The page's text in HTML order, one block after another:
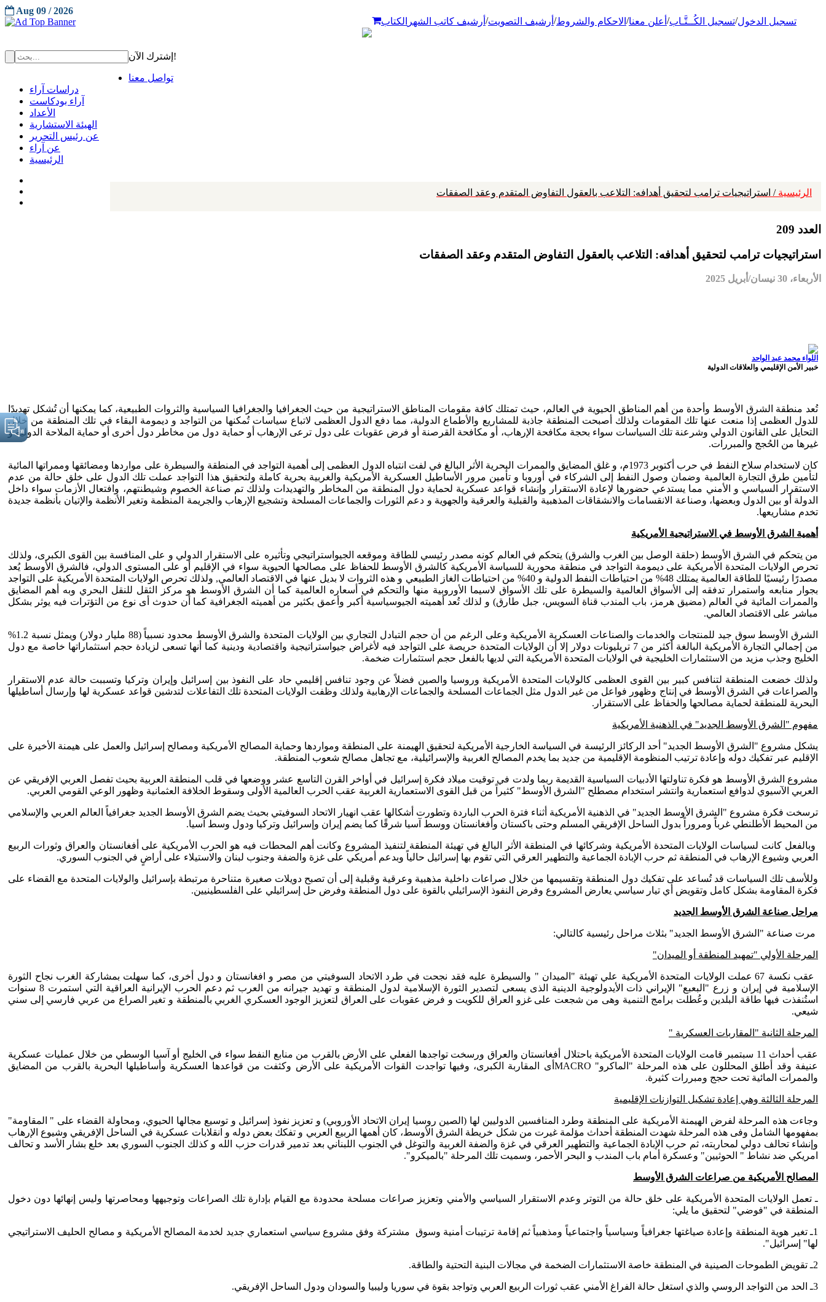
تسجيل الدخول/تسجيل الكُــتَّـاب/ أعلن معنا/ الاحكام والشروط/ أرشيف التصويت/ أرشيف كاتب الشهر الكتاب
Aug 09 / 2026
إشترك الآن!
تواصل معنا
دراسات آراء
آراء بودكاست
الأعداد
الهيئة الاستشارية
عن رئيس التحرير
عن آراء
الرئيسية
الرئيسية / استراتيجيات ترامب لتحقيق أهدافه: التلاعب بالعقول التفاوض المتقدم وعقد الصفقات
العدد 209
استراتيجيات ترامب لتحقيق أهدافه: التلاعب بالعقول التفاوض المتقدم وعقد الصفقات
الأربعاء، 30 نيسان/أبريل 2025
اللواء محمد عبد الواحد
خبير الأمن الإقليمي والعلاقات الدولية
تُعد منطقة الشرق الأوسط وأحدة من أهم المناطق الحيوية في العالم، حيث تمتلك كافة مقومات المناطق الاستراتيجية من حيث الجغرافيا والجغرافيا السياسية والثروات الطبيعية، كما يمكنها أن تُشكل تهديدًا
للدول العظمى إذا منعت عنها تلك المقومات ولذلك أصبحت المنطقة جاذبة للمشاريع والأطماع الدولية، مما دفع الدول العظمى لاتباع سياسات تُمكنها من التواجد و ديمومة البقاء في تلك المنطقة من خلال
التحايل على القانون الدولي وشرعنة تلك السياسات سواء بحجة مكافحة الإرهاب، أو مكافحة القرصنة أو فرض عقوبات على دول ترعى الإرهاب أو حماية دول من مخاطر دول أخرى أو حماية الملاحة الدولية و
غيرها من الحُجج والمبررات.
كان لاستخدام سلاح النفط في حرب أكتوبر 1973م، و غلق المضايق والممرات البحرية الأثر البالغ في لفت انتباه الدول العظمى إلى أهمية التواجد في المنطقة والسيطرة على مواردها ومضائقها وممراتها المائية
لتأمين طرق التجارة العالمية وضمان وصول النفط إلى الشركاء في أوروبا و تأمين مرور الأساطيل العسكرية الأمريكية والغربية بحرية كاملة ولتحقيق هذا التواجد عملت تلك الدول على خلق حالة من عدم
الاستقرار السياسي و الأمني مما يستدعي حضورها لإعادة الاستقرار وإنشاء قواعد عسكرية لحماية دول المنطقة من المخاطر والتهديدات ولذلك تم صناعة الخصوم وشيطنتهم، وافتعال الأزمات سواء داخل
الدولة أو بين الدول وبعضها، وصناعة الانقسامات والانشقاقات المذهبية والقبلية والعرقية والجهوية و دعم الثورات والجماعات المسلحة وتشجيع الإرهاب والجريمة المنظمة وتغير الأنظمة والإتيان بأنظمة جديدة
تخدم مشاريعها.
أهمية الشرق الأوسط في الاستراتيجية الأمريكية
من يتحكم في الشرق الأوسط (حلقة الوصل بين الغرب والشرق) يتحكم في العالم كونه مصدر رئيسي للطاقة وموقعه الجيواستراتيجي وتأثيره على الاستقرار الدولي و على المنافسة بين القوى الكبرى، ولذلك
تحرص الولايات المتحدة الأمريكية على ديمومة التواجد في منطقة محورية للسياسة الأمريكية كالشرق الأوسط للحفاظ على مصالحها الحيوية سواء في الإقليم أو على المستوى الدولي، فالشرق الأوسط يُعد
مصدرًا رئيسيًا للطاقة العالمية يمتلك 48% من احتياطات النفط الدولية و 40% من احتياطات الغاز الطبيعي و هذه الثروات لا بديل عنها في الاقتصاد العالمي, ولذلك تحرص الولايات المتحدة الأمريكية على التواجد
بجوار منابعه واستمرار تدفقه إلى الأسواق العالمية والسيطرة على تلك الأسواق لاسيما الأوروبية منها والتحكم في أسعاره العالمية كما أن الشرق الأوسط هو مركز الثقل للنقل البحري وبه أهم المضايق
والممرات المائية في العالم (مضيق هرمز، باب المندب قناة السويس، جبل طارق) و لذلك تُعد أهميته الجيوسياسية أكبر وأعمق بكثير من أهميته الجغرافية كما أن حدوث أى نوع من التؤترات فيه يوثر بشكل
مباشر على الاقتصاد العالمي.
الشرق الأوسط سوق جيد للمنتجات والخدمات والصناعات العسكرية الأمريكية وعلى الرغم من أن حجم التبادل التجاري بين الولايات المتحدة والشرق الأوسط محدود نسبياً (88 مليار دولار) ويمثل نسبة 1.2%
من إجمالي التجارة الأمريكية البالغة أكثر من 7 تريليونات دولار إلا أن الولايات المتحدة حريصة على التواجد فيه لأغراض جيواستراتيجية واقتصادية ودينية كما أنها تسعى لزيادة حجم استثماراتها خاصة مع دول
الخليج وجذب مزيد من الاستثمارات الخليجية في الولايات المتحدة الأمريكية التي لديها بالفعل حجم استثمارات ضخمة.
ولذلك خضعت المنطقة لتنافس كبير بين القوى العظمى كالولايات المتحدة الأمريكية وروسيا والصين فضلاً عن وجود تنافس إقليمي حاد على النفوذ بين إسرائيل وإيران وتركيا وتسببت حالة عدم الاستقرار
والصراعات في الشرق الأوسط في إنتاج وظهور فواعل من غير الدول مثل الجماعات المسلحة والجماعات الإرهابية ولذلك وظفت الولايات المتحدة تلك التفاعلات لتدشين قواعد عسكرية لها وإرسال أساطيلها
البحرية للمنطقة لحماية مصالحها والحفاظ على الاستقرار.
مفهوم "الشرق الأوسط الجديد" في الذهنية الأمريكية
يشكل مشروع "الشرق الأوسط الجديد" أحد الركائز الرئيسة في السياسة الخارجية الأمريكية لتحقيق الهيمنة على المنطقة ومواردها وحماية المصالح الأمريكية ومصالح إسرائيل والعمل على هيمنة الأخيرة على
الإقليم عبر تفكيك دوله وإعادة ترتيب المنظومة الإقليمية من جديد بما يخدم المصالح الغربية والإسرائيلية، مع تجاهل مصالح شعوب المنطقة.
مشروع الشرق الأوسط هو فكرة تناولتها الأدبيات السياسية القديمة ربما ولدت في توقيت ميلاد فكرة إسرائيل في أواخر القرن التاسع عشر ووضعها في قلب المنطقة العربية بحيث تفصل العربي الإفريقي عن
العربي الآسيوي لدوافع استعمارية وانتشر استخدام مصطلح "الشرق الأوسط" كثيراً من قبل القوى الاستعمارية الغربية عقب الحرب العالمية الأولى وسقوط الخلافة العثمانية وظهور الوعي القومي العربي.
ترسخت فكرة مشروع "الشرق الأوسط الجديد" في الذهنية الأمريكية أثناء فترة الحرب الباردة وتطورت أشكالها عقب انهيار الاتحاد السوفيتي بحيث يضم الشرق الأوسط الجديد جغرافياً العالم العربي والإسلامي
من المحيط الأطلنطي غرباً ومروراً بدول الساحل الإفريقي المسلم وحتى باكستان وأفغانستان ووسط آسيا شرقًا كما يضم إيران وإسرائيل وتركيا ودول وسط آسيا.
وبالفعل كانت لسياسات الولايات المتحدة الأمريكية وشركائها في المنطقة الأثر البالغ في تهيئة المنطقة لتنفيذ المشروع وكانت أهم المحطات فيه هو الحرب الأمريكية على أفغانستان والعراق وثورات الربيع
العربي وشيوع الإرهاب في المنطقة ثم حرب الإبادة الجماعية والتطهير العرقي التي تقوم بها إسرائيل حالياً وبدعم أمريكي على غزة والضفة وجنوب لبنان والاستيلاء على أراضٍ في الجنوب السوري.
وللأسف تلك السياسات قد تُساعد على تفكيك دول المنطقة وتقسيمها من خلال صراعات داخلية مذهبية وعرقية وقبلية إلى أن تصبح دويلات صغيرة متناحرة مرتبطة بإسرائيل والولايات المتحدة مع القضاء على
فكرة المقاومة بشكل كامل وتقويض أي تيار سياسي يعارض المشروع وفرض النفوذ الإسرائيلي بالقوة على دول المنطقة وفرض حل إسرائيلي على الفلسطينيين.
مراحل صناعة الشرق الأوسط الجديد
مرت صناعة "الشرق الأوسط الجديد" بثلاث مراحل رئيسية كالتالي:
المرحلة الأولي "تمهيد المنطقة أو الميدان"
عقب نكسة 67 عملت الولايات المتحدة الأمريكية علي تهيئة "الميدان " والسيطرة عليه فقد نجحت في طرد الاتحاد السوفيتي من مصر و افغانستان و دول أخرى، كما سهلت بمشاركة الغرب نجاح الثورة
الإسلامية في إيران و زرع "البعبع" الإيراني ذات الأيدولوجية الدينية الذى يسعى لتصدير الثورة الإسلامية لدول المنطقة و تهديد جيرانه من العرب ثم دعم الحرب الإيرانية العراقية التي استمرت 8 سنوات
استُنفذت فيها طاقة البلدين وعُطلت برامج التنمية وهى من شجعت على غزو العراق للكويت و فرض عقوبات على العراق لتعزيز الوجود العسكري الغربي بالمنطقة و تغير الصراع من عربي فارسي إلى سني
شيعي.
المرحلة الثانية "المقاربات العسكرية "
عقب أحداث 11 سبتمبر قامت الولايات المتحدة الأمريكية باحتلال أفغانستان والعراق ورسخت تواجدها الفعلي على الأرض بالقرب من منابع النفط سواء في الخليج أو آسيا الوسطي من خلال عمليات عسكرية
عنيفة وقد أطلق المحللون على هذه المرحلة "الماكرو" MACROأى المقاربة الكبرى، وفيها تواجدت القوات الأمريكية على الأرض وكثفت من قواعدها العسكرية وأساطيلها البحرية بالقرب من المضايق
والممرات المائية تحت حجج ومبررات كثيرة.
المرحلة الثالثة وهي إعادة تشكيل التوازنات الإقليمية
وجاءت هذه المرحلة لفرض الهيمنة الأمريكية على المنطقة وطرد المنافسين الدوليين لها (الصين روسيا إيران الاتحاد الأوروبي) و تعزيز نفوذ إسرائيل و توسيع مجالها الحيوي، ومحاولة القضاء على " المقاومة"
بمفهومها الشامل وفى هذه المرحلة شهدت المنطقة أحداث مؤلمة غيرت من شكل خريطة الشرق الأوسط، كان أهمها الربيع العربي و تفكك بعض دوله و انقلابات عسكرية في الساحل الإفريقي وشيوع الإرهاب
وإنشاء تحالف دولي لمحاربته، ثم حرب الإبادة الجماعية والتطهير العرقي في غزة والضفة الغربية والتوغل في الجنوب اللبناني بعد تدمير قدرات حزب الله و كذلك الجنوب السوري بعد خلع بشار الأسد و تحالف
امريكي ضد نشاط " الحوثيين" وعسكرة أمام باب المندب و البحر الأحمر، وسميت تلك المرحلة "بالميكرو".
المصالح الأمريكية من صراعات الشرق الأوسط
ـ تعمل الولايات المتحدة الأمريكية على خلق حالة من التوتر وعدم الاستقرار السياسي والأمني وتعزيز صراعات مسلحة محدودة مع القيام بإدارة تلك الصراعات وتوجيهها ومحاصرتها وليس إنهائها دون دخول
المنطقة في "فوضي" لتحقيق ما يلي:
1ـ تغير هوية المنطقة وإعادة صياغتها جغرافياً وسياسياً واجتماعياً ومذهبياً ثم إقامة ترتيبات أمنية وسوق مشتركة وفق مشروع سياسي استعماري جديد لخدمة المصالح الأمريكية و مصالح الحليف الاستراتيجي
لها" إسرائيل".
2ـ تقويض الطموحات الصينية في المنطقة خاصة الاستثمارات الضخمة في مجالات البنية التحتية والطاقة.
3ـ الحد من التواجد الروسي والذي استغل حالة الفراغ الأمني عقب ثورات الربيع العربي وتواجد بقوة في سوريا وليبيا والسودان ودول الساحل الإفريقي.